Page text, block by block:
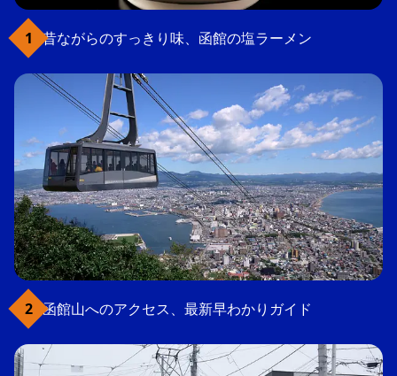
昔ながらのすっきり味、函館の塩ラーメン
函館山へのアクセス、最新早わかりガイド